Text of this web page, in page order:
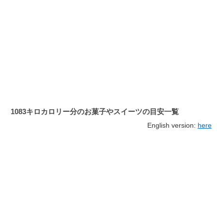
1083キロカロリー分のお菓子やスイーツの目安一覧
English version: here